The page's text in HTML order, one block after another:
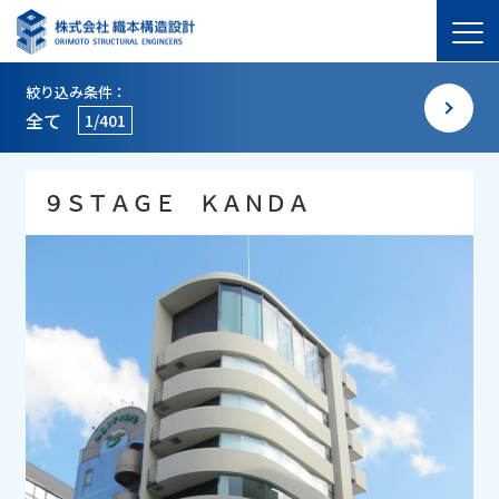
絞り込み条件：
全て 1/401
９ＳＴＡＧＥ ＫＡＮＤＡ